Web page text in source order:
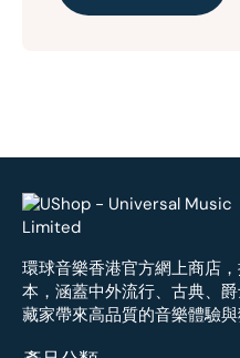
環球音樂香港官方網上商店
本，涵蓋中外流行、古典、
藏家帶來高品質的音樂體驗與